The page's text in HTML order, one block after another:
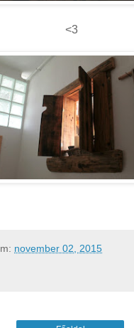
<3
november 02, 2015